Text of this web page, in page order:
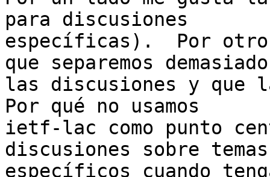
para discusiones
específicas).  Por otro
que separemos demasiado
las discusiones y que
Por qué no usamos
ietf-lac como punto
discusiones sobre temas
específicos cuando